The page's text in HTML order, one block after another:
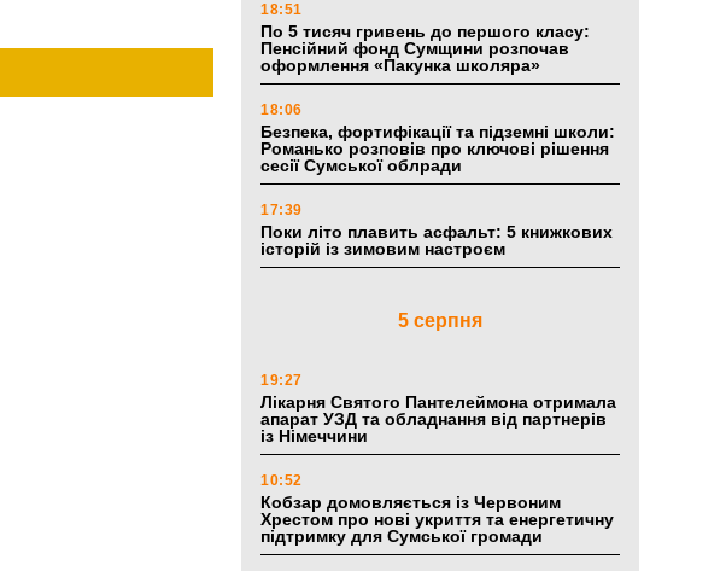
18:51
По 5 тисяч гривень до першого класу:
Пенсійний фонд Сумщини розпочав
оформлення «Пакунка школяра»
18:06
Безпека, фортифікації та підземні школи:
Романько розповів про ключові рішення
сесії Сумської облради
17:39
Поки літо плавить асфальт: 5 книжкових
історій із зимовим настроєм
5 серпня
19:27
Лікарня Святого Пантелеймона отримала
апарат УЗД та обладнання від партнерів
із Німеччини
10:52
Кобзар домовляється із Червоним
Хрестом про нові укриття та енергетичну
підтримку для Сумської громади